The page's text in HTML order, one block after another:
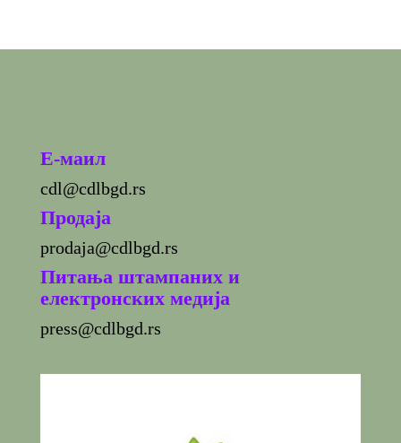
E-маил
cdl@cdlbgd.rs
Продаја
prodaja@cdlbgd.rs
Питања штампаних и
електронских медија
press@cdlbgd.rs